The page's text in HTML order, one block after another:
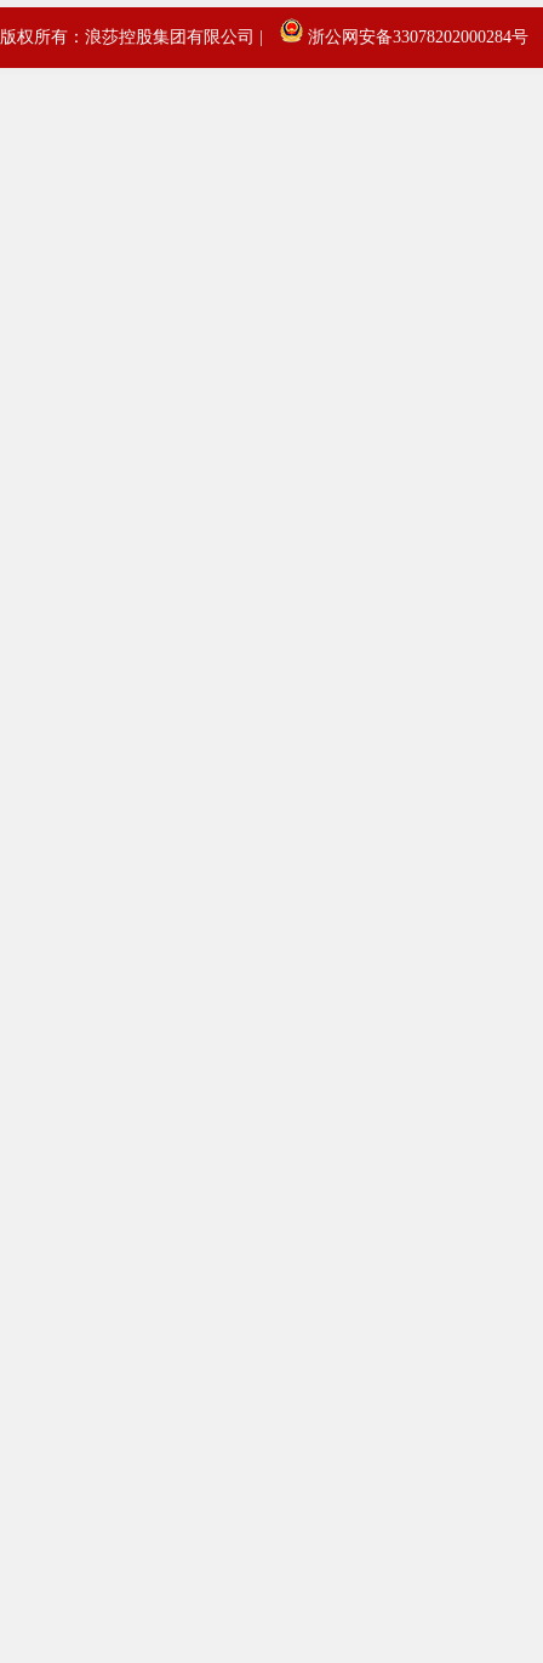
版权所有：浪莎控股集团有限公司 | 浙公网安备33078202000284号